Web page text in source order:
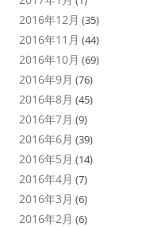
2016年12月 (35)
2016年11月 (44)
2016年10月 (69)
2016年9月 (76)
2016年8月 (45)
2016年7月 (9)
2016年6月 (39)
2016年5月 (14)
2016年4月 (7)
2016年3月 (6)
2016年2月 (6)